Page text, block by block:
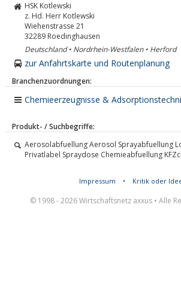
HSK Kotlewski
z. Hd. Herr Kotlewski
Wiehenstrasse 21
32289 Roedinghausen
Deutschland • Nordrhein-Westfalen • Herford
zur Anfahrtskarte und Routenplanung
Branchenzuordnungen:
Chemieerzeugnisse &
Produkt- / Suchbegriffe:
Aerosolabfuellung Aerosol Sprayabfuellung
Privatlabel Spraydose Chemieabfuellung
Impressum • Kritik oder
© 1998 - 2026 Wirtschaftsnetz axxus • Alle